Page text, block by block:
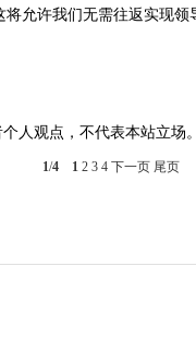
允许我们无需往返实现
人观点，不代表本站立
1/4 1 2 3 4 下一页 尾页